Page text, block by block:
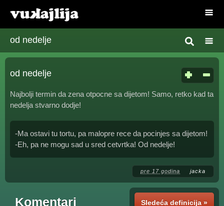
od nedelje
od nedelje
Najbolji termin da zena otpocne sa dijetom! Samo, retko kad ta
nedelja stvarno dodje!
-Ma ostavi tu tortu, pa malopre rece da pocinjes sa dijetom!
-Eh, pa ne mogu sad u sred cetvrtka! Od nedelje!
pre 17 godina jacka
Sledeća definicija »
Komentari